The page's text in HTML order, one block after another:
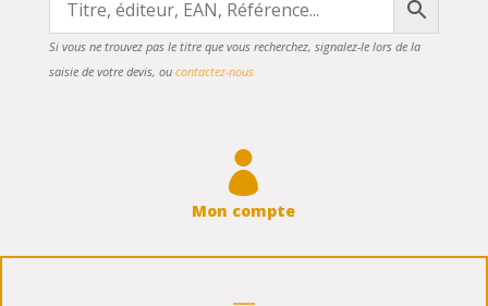
Si vous ne trouvez pas le titre que vous recherchez, signalez-le lors de la
saisie de votre devis, ou contactez-nous

Mon compte